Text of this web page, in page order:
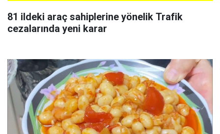
81 ildeki araç sahiplerine yönelik Trafik
cezalarında yeni karar